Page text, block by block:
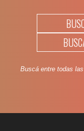
Buscá entre todas